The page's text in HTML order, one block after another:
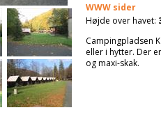
WWW sider
Højde over havet:
Campingpladsen
eller i hytter. Der
og maxi-skak.